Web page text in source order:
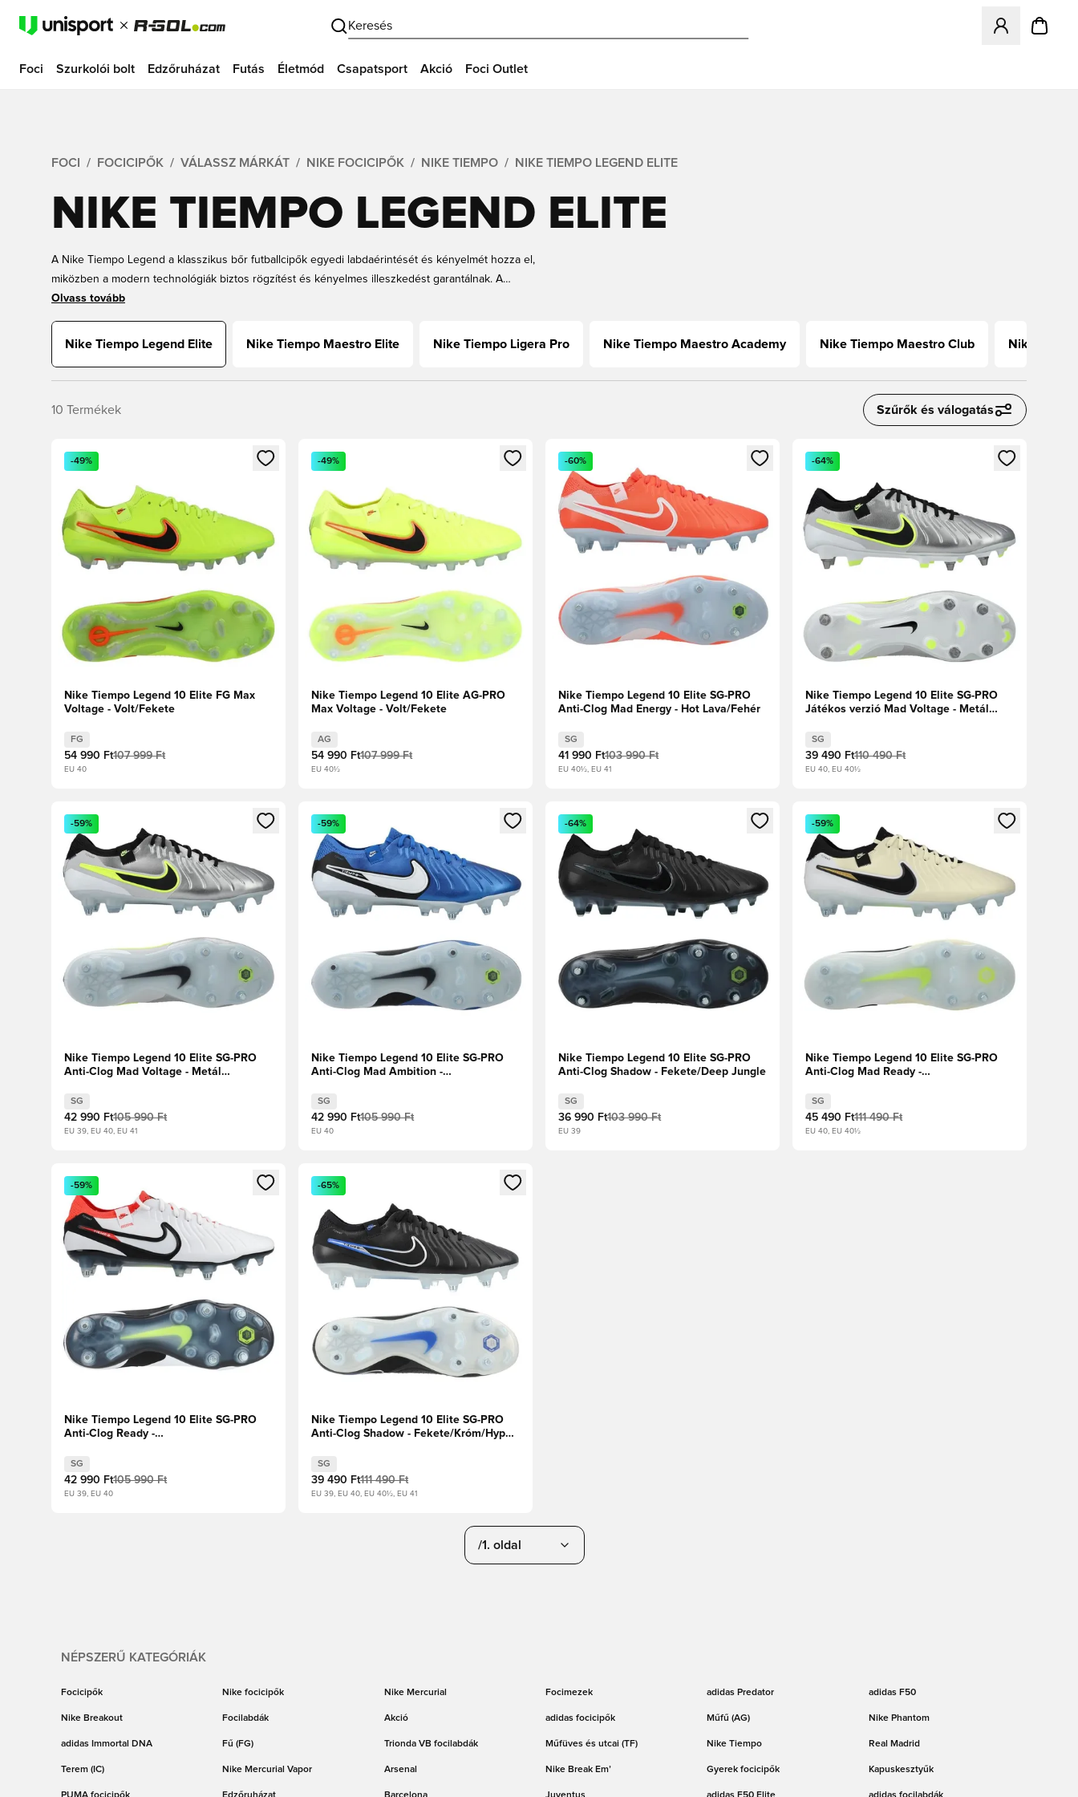
Keresés
Megnyit egy
Foci Szurkolói bolt Edzőruházat Futás Életmód Csapatsport Akció Foci Outlet
FOCI FOCICIPŐK VÁLASSZ MÁRKÁT NIKE FOCICIPŐK NIKE TIEMPO NIKE TIEMPO LEGEND ELITE
NIKE TIEMPO LEGEND ELITE
A Nike Tiempo Legend a klasszikus bőr futballcipők egyedi labdaérintését és kényelmét hozza el,
miközben a modern technológiák biztos rögzítést és kényelmes illeszkedést garantálnak. A
Tiempo Legend nemcsak rendkívül sokoldalú a különböző típusú játékosok számára, hanem az
Tiempo Legend Elite cipődet a Unisportnál gyors szállítással.
Olvass tovább
Nike Tiempo Legend Elite Nike Tiempo Maestro Elite Nike Tiempo Ligera Pro Nike Tiempo Maestro Academy Nike Tiempo Maestro Club Nike
10 Termékek Szűrők és válogatás
Megnyit egy modált a bejelentkezéshez vagy a tagként való regisztrációhoz
-49%
Nike Tiempo Legend 10 Elite FG Max
Voltage - Volt/Fekete
FG
54 990 Ft107 999 Ft
EU 40
Megnyit egy modált a bejelentkezéshez vagy a tagként való regisztrációhoz
-49%
Nike Tiempo Legend 10 Elite AG-PRO
Max Voltage - Volt/Fekete
AG
54 990 Ft107 999 Ft
EU 40½
Megnyit egy modált a bejelentkezéshez vagy a tagként való regisztrációhoz
-60%
Nike Tiempo Legend 10 Elite SG-PRO
Anti-Clog Mad Energy - Hot Lava/Fehér
SG
41 990 Ft103 990 Ft
EU 40½, EU 41
Megnyit egy modált a bejelentkezéshez vagy a
-64%
Nike Tiempo Legend 10 Elite SG-PRO
Játékos verzió Mad Voltage - Metál
SG
39 490 Ft110 490 Ft
EU 40, EU 40½
Megnyit egy modált a bejelentkezéshez vagy a tagként való regisztrációhoz
-59%
Nike Tiempo Legend 10 Elite SG-PRO
Anti-Clog Mad Voltage - Metál
SG
42 990 Ft105 990 Ft
EU 39, EU 40, EU 41
Megnyit egy modált a bejelentkezéshez vagy a tagként való regisztrációhoz
-59%
Nike Tiempo Legend 10 Elite SG-PRO
Anti-Clog Mad Ambition -
SG
42 990 Ft105 990 Ft
EU 40
Megnyit egy modált a bejelentkezéshez vagy a tagként való regisztrációhoz
-64%
Nike Tiempo Legend 10 Elite SG-PRO
Anti-Clog Shadow - Fekete/Deep Jungle
SG
36 990 Ft103 990 Ft
EU 39
Megnyit egy modált a bejelentkezéshez vagy a
-59%
Nike Tiempo Legend 10 Elite SG-PRO
Anti-Clog Mad Ready -
SG
45 490 Ft111 490 Ft
EU 40, EU 40½
Megnyit egy modált a bejelentkezéshez vagy a tagként való regisztrációhoz
-59%
Nike Tiempo Legend 10 Elite SG-PRO
Anti-Clog Ready -
SG
42 990 Ft105 990 Ft
EU 39, EU 40
Megnyit egy modált a bejelentkezéshez vagy a tagként való regisztrációhoz
-65%
Nike Tiempo Legend 10 Elite SG-PRO
Anti-Clog Shadow - Fekete/Króm/Hyper
SG
39 490 Ft111 490 Ft
EU 39, EU 40, EU 40½, EU 41
/1. oldal
NÉPSZERŰ KATEGÓRIÁK
Focicipők Nike focicipők Nike Mercurial Focimezek adidas Predator adidas F50
Nike Breakout Focilabdák Akció adidas focicipők Műfű (AG) Nike Phantom
adidas Immortal DNA Fű (FG) Trionda VB focilabdák Műfüves és utcai (TF) Nike Tiempo Real Madrid
Terem (IC) Nike Mercurial Vapor Arsenal Nike Break Em’ Gyerek focicipők Kapuskesztyűk
PUMA focicipők Edzőruházat Barcelona Juventus adidas F50 Elite adidas focilabdák